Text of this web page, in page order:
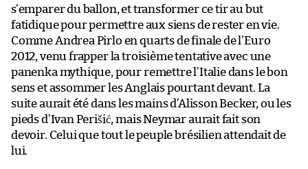
s’emparer du ballon, et transformer ce tir au but
fatidique pour permettre aux siens de rester en vie.
Comme Andrea Pirlo en quarts de finale de l’Euro
2012, venu frapper la troisième tentative avec une
panenka mythique, pour remettre l’Italie dans le bon
sens et assommer les Anglais pourtant devant. La
suite aurait été dans les mains d’Alisson Becker, ou les
pieds d’Ivan Perišić, mais Neymar aurait fait son
devoir. Celui que tout le peuple brésilien attendait de
lui.